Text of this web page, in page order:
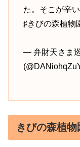
た。そこが辛
♯きびの森植物
— 弁財天さま
きびの森植